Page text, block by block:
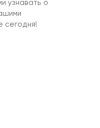
узнавать о
сегодня!